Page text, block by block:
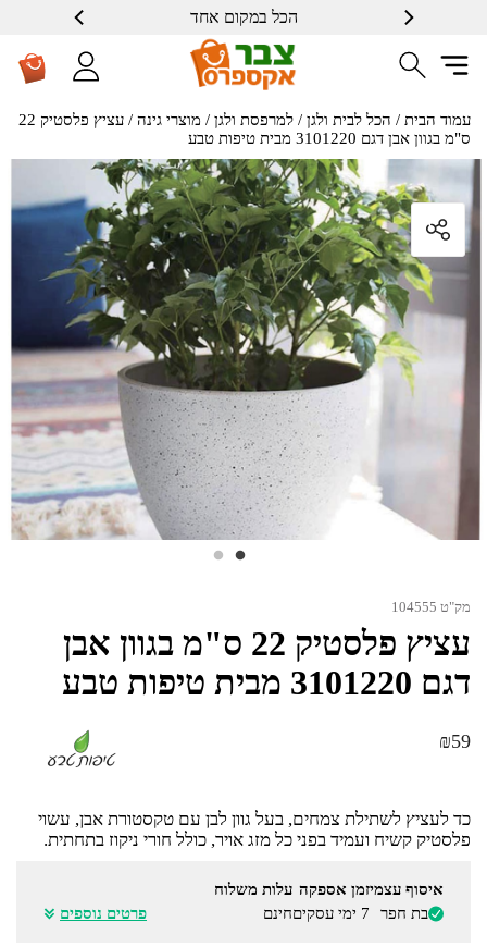
הכל במקום אחד
עמוד הבית / הכל לבית ולגן / למרפסת ולגן / מוצרי גינה
/ עציץ פלסטיק 22
ס"מ בגוון אבן דגם 3101220 מבית טיפות טבע
מק"ט 104555
עציץ פלסטיק 22 ס"מ בגוון אבן
דגם 3101220 מבית טיפות טבע
₪59
כד לעציץ לשתילת צמחים, בעל גוון לבן עם טקסטורת אבן, עשוי
פלסטיק קשיח ועמיד בפני כל מזג אויר, כולל חורי ניקוז בתחתית.
איסוף עצמי
בת חפר
זמן אספקה
7 ימי עסקים
עלות משלוח
חינם
פרטים נוספים